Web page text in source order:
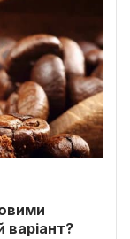
варіант?